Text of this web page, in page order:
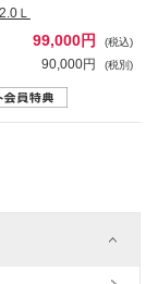
Ｌ
99,000円 (税込)
90,000円 (税別)